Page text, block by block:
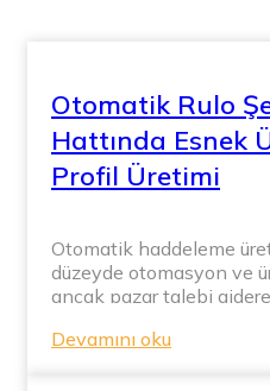
Otomatik Rulo
Hattında Esnek
Profil Üretimi
Otomatik haddeleme
düzeyde otomasyon ve
ancak pazar talebi
esnek üretim rekabetçi
Devamını oku